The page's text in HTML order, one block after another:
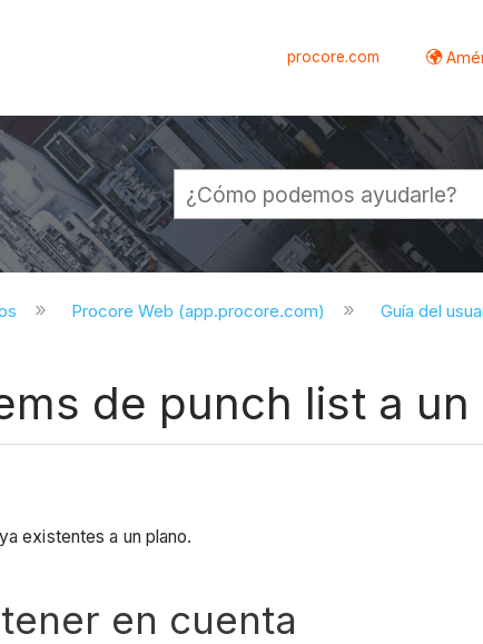
procore.com
jerarquía global
Procore Web (app.procore.com) Guía del
de punch list a un
existentes a un plano.
en cuenta